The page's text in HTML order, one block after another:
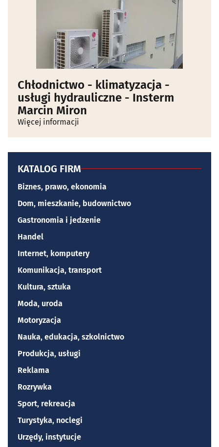
Chłodnictwo - klimatyzacja -
usługi hydrauliczne - Insterm
Marcin Miron
Więcej informacji
KATALOG FIRM
Biznes, prawo, ekonomia
Dom, mieszkanie, budownictwo
Gastronomia i jedzenie
Handel
Internet, komputery
Komunikacja, transport
Kultura, sztuka
Moda, uroda
Motoryzacja
Nauka, edukacja, szkolnictwo
Produkcja, usługi
Reklama
Rozrywka
Sport, rekreacja
Turystyka, noclegi
Urzędy, instytucje